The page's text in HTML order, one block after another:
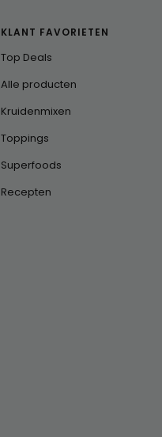
KLANT FAVORIETEN
Top Deals
Alle producten
Kruidenmixen
Toppings
Superfoods
Recepten